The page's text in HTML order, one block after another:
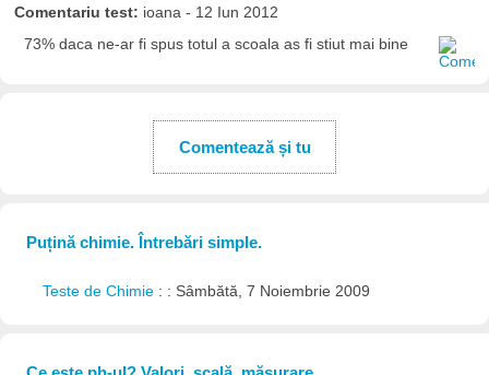
Comentariu test: ioana - 12 Iun 2012
73% daca ne-ar fi spus totul a scoala as fi stiut mai bine
Comentează și tu
Puțină chimie. Întrebări simple.
Teste de Chimie : : Sâmbătă, 7 Noiembrie 2009